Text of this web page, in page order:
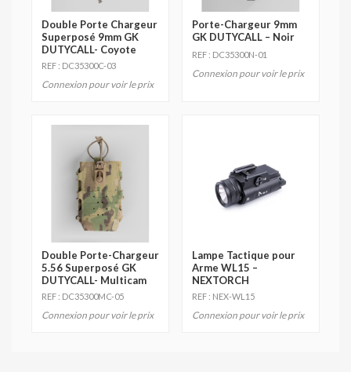
Double Porte Chargeur
Superposé 9mm GK
DUTYCALL- Coyote
REF : DC35300C-03
Connexion pour voir le prix
Porte-Chargeur 9mm
GK DUTYCALL – Noir
REF : DC35300N-01
Connexion pour voir le prix
Double Porte-Chargeur
5.56 Superposé GK
DUTYCALL- Multicam
REF : DC35300MC-05
Connexion pour voir le prix
Lampe Tactique pour
Arme WL15 –
NEXTORCH
REF : NEX-WL15
Connexion pour voir le prix